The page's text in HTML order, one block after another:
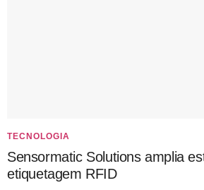
TECNOLOGIA
Sensormatic Solutions amplia
etiquetagem RFID